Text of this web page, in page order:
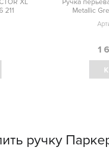
XL
211
Ручка
Metallic
1
ручку